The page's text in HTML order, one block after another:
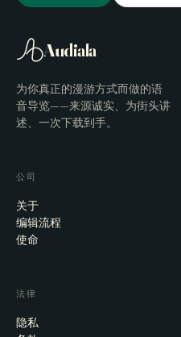
Audiala
为你真正的漫游方式而做的语
音导览——来源诚实、为街头讲
述、一次下载到手。
公司
关于
编辑流程
使命
法律
隐私